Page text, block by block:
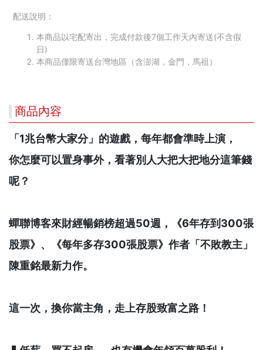
配送說明：
本商品以宅配寄出，完成付款後7個工作天內寄送(不含假
日)
本商品僅限寄送台灣地區（含澎湖，金門，馬祖）
商品內容
「1兆台幣大家分」的遊戲，每年都會準時上演，
你怎麼可以置身事外，看著別人大把大把地分這筆錢
呢？
蟬聯博客來財經暢銷榜超過50週，《6年存到300張
股票》、《每年多存300張股票》作者「不敗教主」
陳重銘最新力作。
這一次，換你當主角，走上存股致富之路！